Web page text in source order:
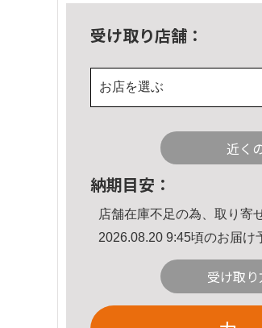
受け取り店舗：
お店を選ぶ
近く
納期目安：
店舗在庫不足の為、取り寄
2026.08.20 9:45頃のお届け
受け取